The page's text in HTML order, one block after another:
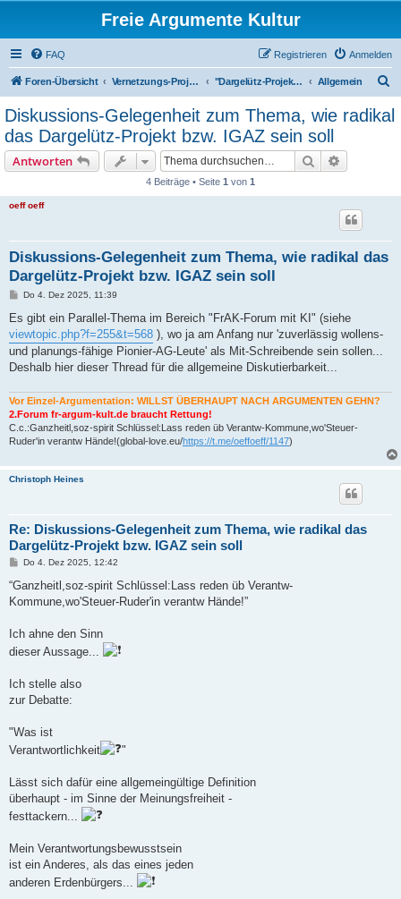
Freie Argumente Kultur
FAQ Anmelden
Registrieren
Foren-Übersicht Vernetzungs-Projekte in Berlin und Umfeld "Dargelütz-Projekt von SB" und "IGAZ" Allgemein
c
Diskussions-Gelegenheit zum Thema, wie radikal
das Dargelütz-Projekt bzw. IGAZ sein soll
Antworten Suche
4 Beiträge • Seite 1 von 1
oeff oeff
Diskussions-Gelegenheit zum Thema, wie radikal das
Dargelütz-Projekt bzw. IGAZ sein soll
B
i
r
a
g
Do 4. Dez 2025, 11:39
Es gibt ein Parallel-Thema im Bereich "FrAK-Forum mit KI" (siehe
viewtopic.php?f=255&t=568 ), wo ja am Anfang nur 'zuverlässig wollens-
und planungs-fähige Pionier-AG-Leute' als Mit-Schreibende sein sollen...
Deshalb hier dieser Thread für die allgemeine Diskutierbarkeit...
Vor Einzel-Argumentation: WILLST ÜBERHAUPT NACH ARGUMENTEN GEHN?
2.Forum fr-argum-kult.de braucht Rettung!
C.c.:Ganzheitl,soz-spirit Schlüssel:Lass reden üb Verantw-Kommune,wo'Steuer-
Ruder'in verantw Hände!(global-love.eu/https://t.me/oeffoeff/1147)
Christoph Heines
Re: Diskussions-Gelegenheit zum Thema, wie radikal das
Dargelütz-Projekt bzw. IGAZ sein soll
B
i
r
Do 4. Dez 2025, 12:42
“Ganzheitl,soz-spirit Schlüssel:Lass reden üb Verantw-
Kommune,wo'Steuer-Ruder'in verantw Hände!”
Ich ahne den Sinn
dieser Aussage...
Ich stelle also
zur Debatte:
"Was ist
Verantwortlichkeit
"
Lässt sich dafür eine allgemeingültige Definition
überhaupt - im Sinne der Meinungsfreiheit -
festtackern...
Mein Verantwortungsbewusstsein
ist ein Anderes, als das eines jeden
anderen Erdenbürgers...